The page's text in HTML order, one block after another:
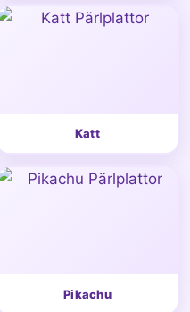
Katt
Pikachu